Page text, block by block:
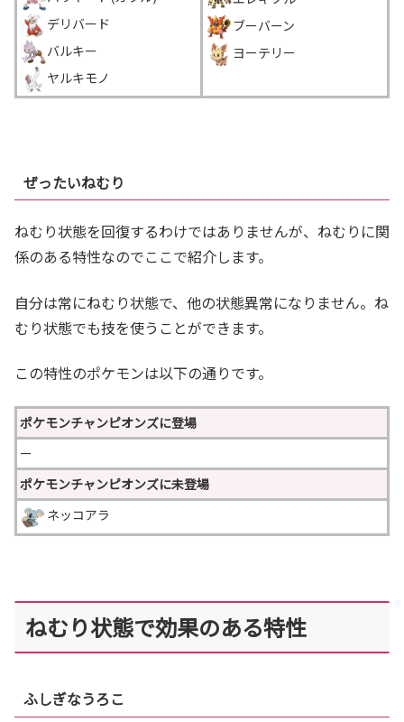
デリバード
バルキー
ヤルキモノ
ブーバーン
ヨーテリー
ぜったいねむり
ねむり状態を回復するわけではありませんが、ねむりに関
係のある特性なのでここで紹介します。
自分は常にねむり状態で、他の状態異常になりません。ね
むり状態でも技を使うことができます。
この特性のポケモンは以下の通りです。
ポケモンチャンピオンズに登場
ー
ポケモンチャンピオンズに未登場
ネッコアラ
ねむり状態で効果のある特性
ふしぎなうろこ